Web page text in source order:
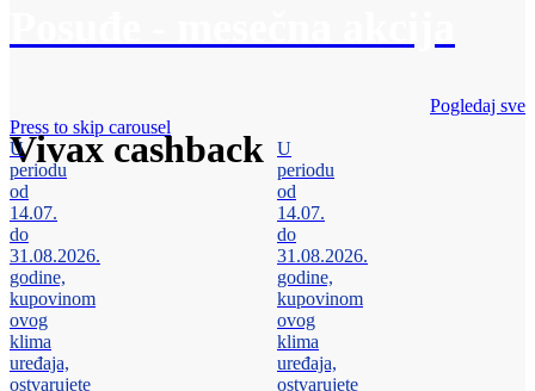
Vivax cashback
Pogledaj sve
Press to skip carousel
U
periodu
od
14.07.
do
31.08.2026.
godine,
kupovinom
ovog
klima
uređaja,
ostvarujete
U
periodu
od
14.07.
do
31.08.2026.
godine,
kupovinom
ovog
klima
uređaja,
ostvarujete